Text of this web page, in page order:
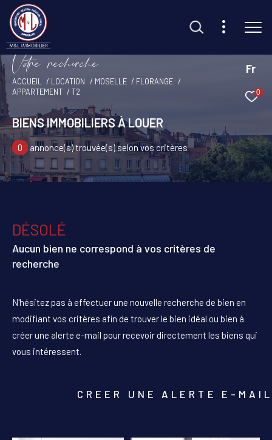
Fr
0
Vore recece
ACCUEIL LOCATION MOSELLE
FLORANGE
APPARTEMENT
T2
BIENS IMMOBILIERS À LOUER
0 annonce(s) trouvée(s) selon vos critères
DÉSOLÉ
Aucun bien ne correspond à vos critères de
recherche
N'hésitez pas à effectuer une nouvelle recherche de bien en
modifiant vos critères afin de trouver le bien idéal ou bien à
créer une alerte e-mail pour recevoir directement les biens qui
vous intéressent.
CREER UNE ALERTE E-
Effectuer une recherche
et trouvez le bien qui correspond à vos critères
Type d'offre
Location
1 2 3 4 5+
Localisation